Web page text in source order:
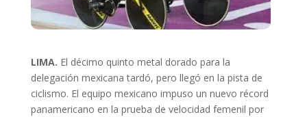
LIMA. El décimo quinto metal dorado para la
delegación mexicana tardó, pero llegó en la pista de
ciclismo. El equipo mexicano impuso un nuevo récord
panamericano en la prueba de velocidad femenil por